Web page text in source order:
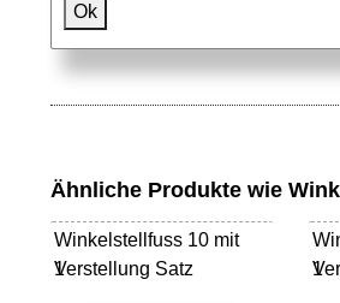
Ok
Aluprofile
Ähnliche Produkte wie
Winkelstellfuss 10 mit
Verstellung Satz
1 1